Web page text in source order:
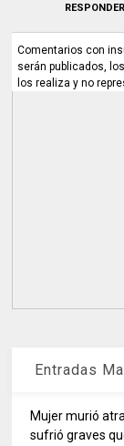
RESPONDER
Comentarios con
serán publicados,
los realiza y no
Entradas
Mujer murió
sufrió graves